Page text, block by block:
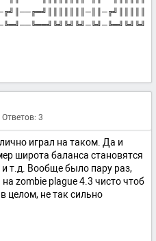
Ответов: 3
играл на таком. Да и
широта баланса становятся
т.д. Вообще было пару раз,
zombie plague 4.3 чисто чтоб
целом, не так сильно